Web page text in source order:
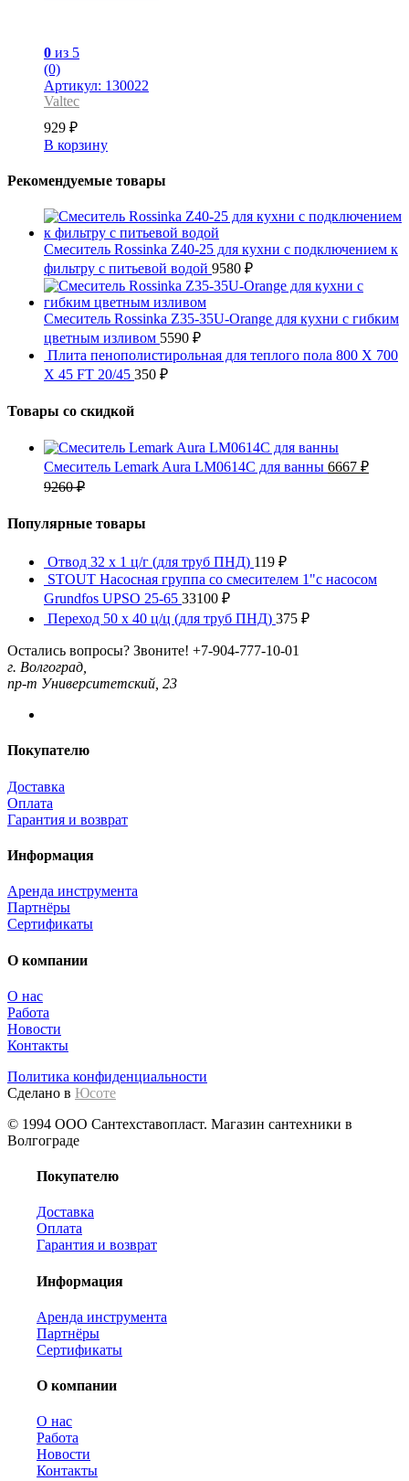
0 из 5
(0)
Артикул: 130022
Valtec
929 ₽
В корзину
Рекомендуемые товары
Смеситель Rossinka Z40-25 для кухни с подключением к
фильтру с питьевой водой 9580 ₽
Смеситель Rossinka Z35-35U-Orange для кухни с гибким
цветным изливом 5590 ₽
Плита пенополистирольная для теплого пола 800 X 700
X 45 FT 20/45 350 ₽
Товары со скидкой
Смеситель Lemark Aura LM0614C для ванны 6667 ₽
9260₽
Популярные товары
Отвод 32 x 1 ц/г (для труб ПНД) 119 ₽
STOUT Насосная группа со смесителем 1"с насосом
Grundfos UPSO 25-65 33100 ₽
Переход 50 x 40 ц/ц (для труб ПНД) 375 ₽
Остались вопросы? Звоните! +7-904-777-10-01
г. Волгоград,
пр-т Университетский, 23
Покупателю
Доставка
Оплата
Гарантия и возврат
Информация
Аренда инструмента
Партнёры
Сертификаты
О компании
О нас
Работа
Новости
Контакты
Политика конфиденциальности
Сделано в Юсоте
© 1994 ООО Сантехставопласт. Магазин сантехники в
Волгограде
Покупателю
Доставка
Оплата
Гарантия и возврат
Информация
Аренда инструмента
Партнёры
Сертификаты
О компании
О нас
Работа
Новости
Контакты